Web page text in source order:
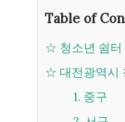
Table of
☆ 청소년 쉼
☆ 대전광역
1. 중구